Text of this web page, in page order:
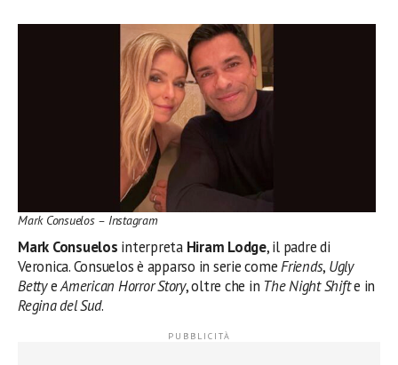
Mark Consuelos – Instagram
Mark Consuelos interpreta Hiram Lodge, il padre di
Veronica. Consuelos è apparso in serie comeFriends, Ugly
BettyeAmerican Horror Story, oltre che in The Night Shifte in
Regina del Sud.